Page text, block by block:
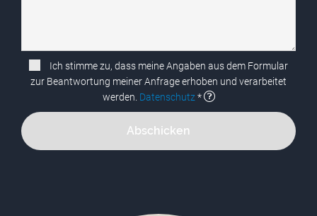
Ich stimme zu, dass meine Angaben aus dem Formular
zur Beantwortung meiner Anfrage erhoben und verarbeitet
werden. Datenschutz *